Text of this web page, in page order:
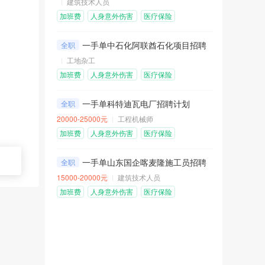
加班费
人身意外伤害
医疗保险
全职
一手单中石化阿联酋石化项目招聘普工
工地杂工
加班费
人身意外伤害
医疗保险
全职
一手单科特迪瓦电厂招聘计划
20000-25000元
工程机械师
加班费
人身意外伤害
医疗保险
全职
一手单山东国企喀麦隆施工员招聘计划
15000-20000元
建筑技术人员
加班费
人身意外伤害
医疗保险